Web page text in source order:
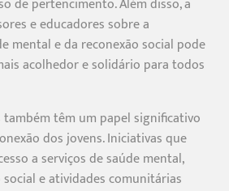
e educadores sobre a
mental e da reconexão social pode
acolhedor e solidário para todos
têm um papel significativo
dos jovens. Iniciativas que
a serviços de saúde mental,
e atividades comunitárias